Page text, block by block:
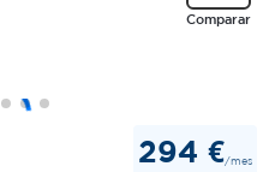
Comparar
294 €/mes